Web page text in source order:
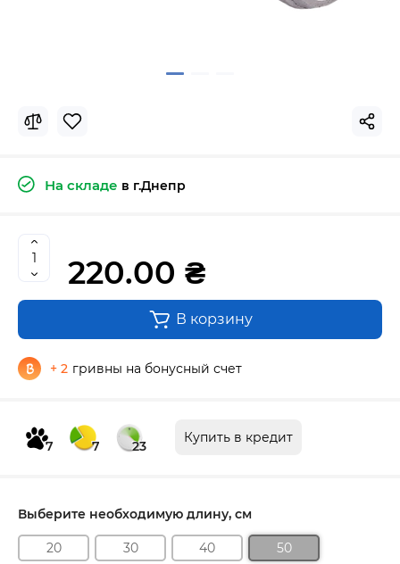
На складе в г.Днепр
220.00 ₴
В корзину
+ 2 гривны на бонусный счет
7 7 23
Купить в кредит
Выберите необходимую длину, см
20 30 40
50